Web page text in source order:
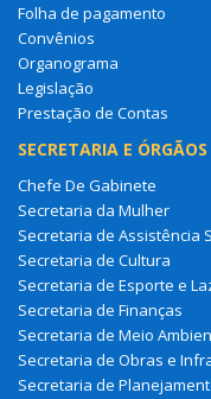
Folha de pagamento
Convênios
Organograma
Legislação
Prestação de Contas
SECRETARIA E ÓRGÃOS
Chefe De Gabinete
Secretaria da Mulher
Secretaria de Assistência
Secretaria de Cultura
Secretaria de Esporte e
Secretaria de Finanças
Secretaria de Meio
Secretaria de Obras e
Secretaria de